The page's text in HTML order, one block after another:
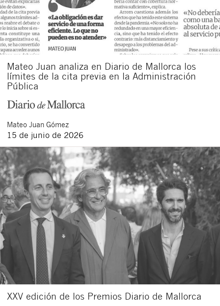
Mateo Juan analiza en Diario de Mallorca los
límites de la cita previa en la Administración
Pública
Mateo Juan Gómez
15 de junio de 2026
XXV edición de los Premios Diario de Mallorca